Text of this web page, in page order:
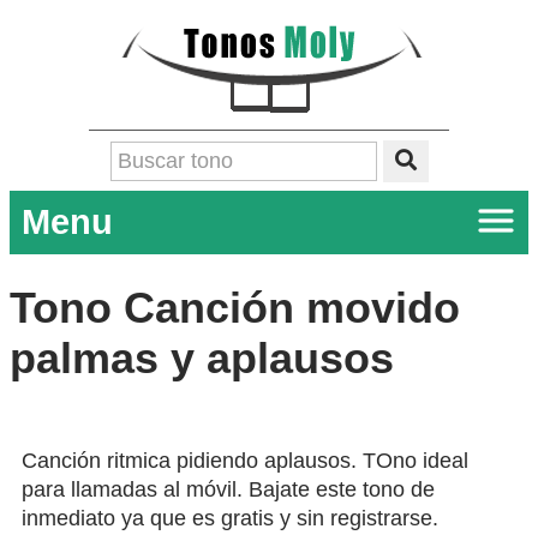
Menu
Tono Canción movido
palmas y aplausos
Canción ritmica pidiendo aplausos. TOno ideal
para llamadas al móvil. Bajate este tono de
inmediato ya que es gratis y sin registrarse.